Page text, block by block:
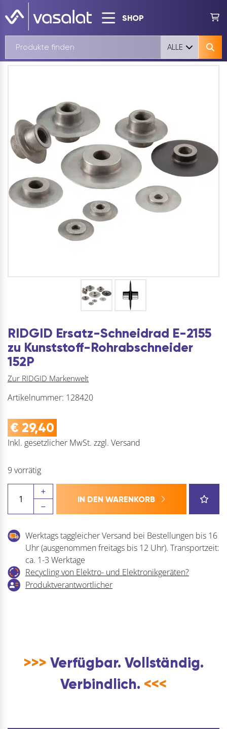
SHOP
ALLE
RIDGID Ersatz-Schneidrad E-2155
zu Kunststoff-Rohrabschneider
152P
Zur RIDGID Markenwelt
Artikelnummer: 128420
€ 29,40
Inkl. gesetzlicher MwSt. zzgl. Versand
9 vorrätig
Ersatz-
Schneidrad
2155
Kunststoff-
Rohrabschneider
152P
IN DEN WARENKORB
Werktags taggleicher Versand bei Bestellungen bis 16
Uhr (ausgenommen freitags bis 12 Uhr). Transportzeit:
ca. 1-3 Werktage
Recycling von Elektro- und Elektronikgeräten?
Produktverantwortlicher
>>> Verfügbar. Vollständig.
Verbindlich. <<<